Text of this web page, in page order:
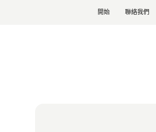
開始 聯絡我們